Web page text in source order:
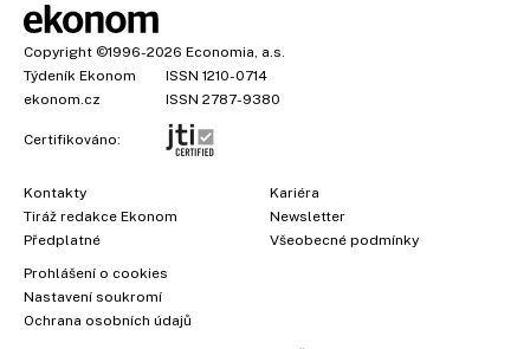
Copyright ©1996-2026 Economia, a.s.
Týdeník Ekonom
ISSN 1210-0714
ekonom.cz
ISSN 2787-9380
Certifikováno:
Kontakty
Tiráž redakce Ekonom
Předplatné
Kariéra
Newsletter
Všeobecné podmínky
Prohlášení o cookies
Nastavení soukromí
Ochrana osobních údajů